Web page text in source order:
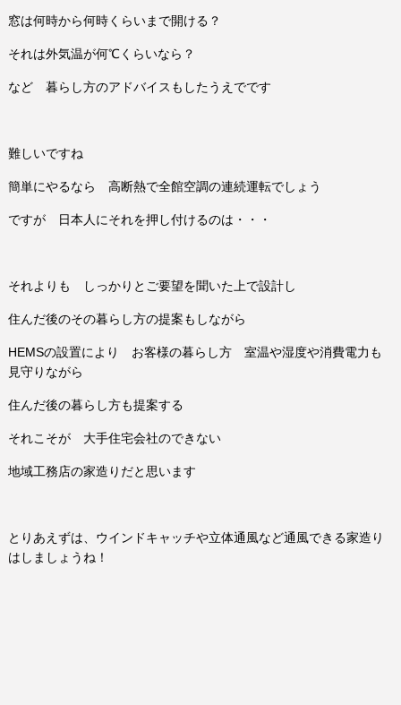
窓は何時から何時くらいまで開ける？
それは外気温が何℃くらいなら？
など 暮らし方のアドバイスもしたうえでです
難しいですね
簡単にやるなら 高断熱で全館空調の連続運転でしょう
ですが 日本人にそれを押し付けるのは・・・
それよりも しっかりとご要望を聞いた上で設計し
住んだ後のその暮らし方の提案もしながら
HEMSの設置により お客様の暮らし方 室温や湿度や消費電力も
見守りながら
住んだ後の暮らし方も提案する
それこそが 大手住宅会社のできない
地域工務店の家造りだと思います
とりあえずは、ウインドキャッチや立体通風など通風できる家造り
はしましょうね！